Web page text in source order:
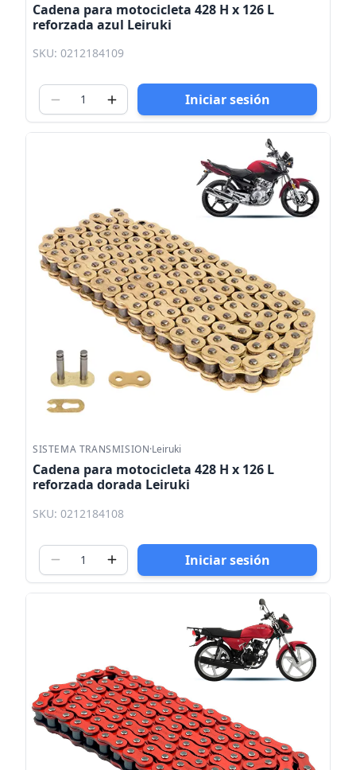
Cadena para motocicleta 428 H x 126 L
reforzada azul Leiruki
SKU: 0212184109
Iniciar sesión
SISTEMA TRANSMISION·Leiruki
Cadena para motocicleta 428 H x 126 L
reforzada dorada Leiruki
SKU: 0212184108
Iniciar sesión